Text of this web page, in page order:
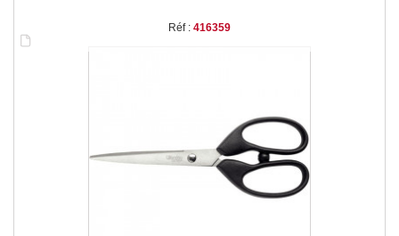
Réf : 416359